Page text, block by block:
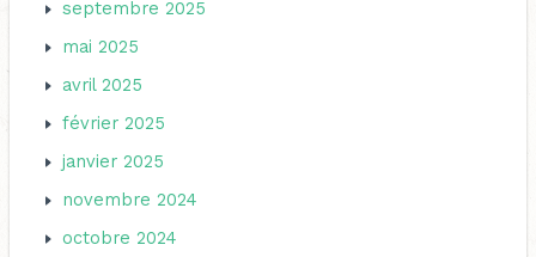
septembre 2025
mai 2025
avril 2025
février 2025
janvier 2025
novembre 2024
octobre 2024